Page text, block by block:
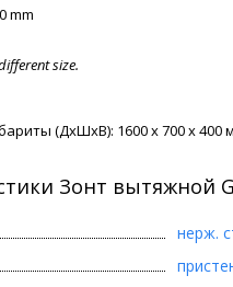
mm
size.
(ДxШxВ): 1600 x 700 x 400
Зонт вытяжной
нерж.